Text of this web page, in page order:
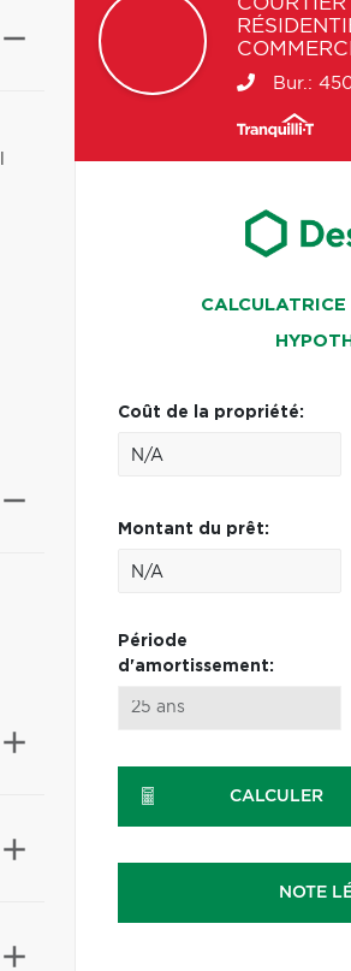
Bur.:
Coût de la propriété:
Montant du prêt:
Période
d'amortissement:
CALCULER
NOTE